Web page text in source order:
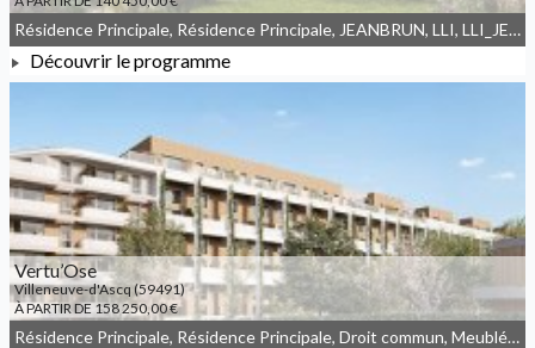
À PARTIR DE 140 450,00 €
Résidence Principale, Résidence Principale, JEANBRUN, LLI, LLI_JEANBRUN
Découvrir le programme
Vertu’Ose
Villeneuve-d'Ascq (59491)
À PARTIR DE 158 250,00 €
Résidence Principale, Résidence Principale, Droit commun, Meublé non géré, JEANBRUN